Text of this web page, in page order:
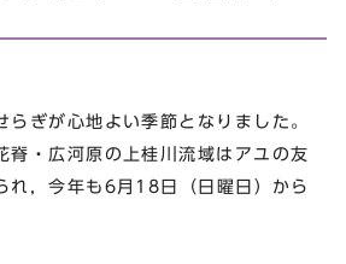
ぎが心地よい季節となりました。
脊・広河原の上桂川流域はアユの友
れ，今年も6月18日（日曜日）から